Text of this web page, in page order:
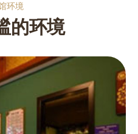
环境
的环境